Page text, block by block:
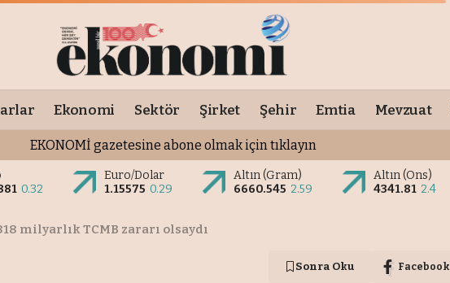
Ekonomi Sektör Şirket Şehir Emtia Mevzuat
EKONOMİ gazetesine abone olmak için tıklayın
0.32
Euro/Dolar
1.15575 0.29
Altın (Gram)
6660.545 2.59
Altın (Ons)
4341.81 2.4
milyarlık TCMB zararı olsaydı
Sonra Oku Facebook